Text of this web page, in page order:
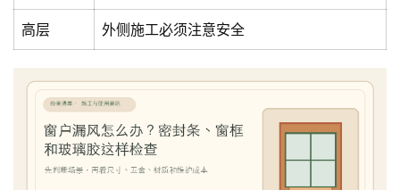
门
院
高层 外侧施工必须注意安全